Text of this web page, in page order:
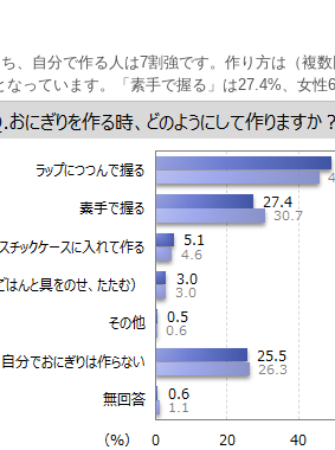
、自分で作る人は7割強です。作り方は（複
っています。「素手で握る」は27.4%、女性